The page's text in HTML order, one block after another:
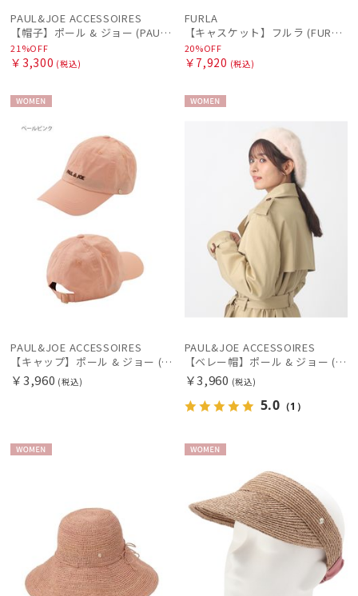
PAUL&JOE ACCESSOIRES
【帽子】ポール & ジョー (PAUL & JOE ACCESSOIRES) リボン巻きハット 広つば
21%OFF
￥3,300 (税込)
FURLA
【キャスケット】フルラ (FURLA) ロゴチャーム
20%OFF
￥7,920 (税込)
PAUL&JOE ACCESSOIRES
【キャップ】ポール & ジョー (PAUL & JOE ACCESSOIRES) キャップ ロゴ刺繍
￥3,960 (税込)
PAUL&JOE ACCESSOIRES
【ベレー帽】ポール & ジョー (PAUL & JOE ACCESSOIRES) シャギーベレー ネコチャーム ギフトにおすすめ
￥3,960 (税込)
5.0 （1）